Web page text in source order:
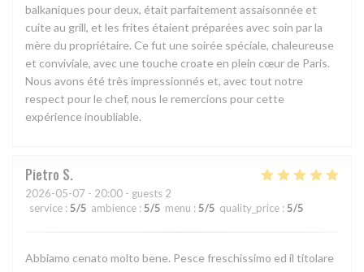
balkaniques pour deux, était parfaitement assaisonnée et
cuite au grill, et les frites étaient préparées avec soin par la
mère du propriétaire. Ce fut une soirée spéciale, chaleureuse
et conviviale, avec une touche croate en plein cœur de Paris.
Nous avons été très impressionnés et, avec tout notre
respect pour le chef, nous le remercions pour cette
expérience inoubliable.
Pietro S
2026-05-07 - 20:00 - guests 2
service : 5/5 ambience : 5/5 menu : 5/5 quality_price : 5/5
Abbiamo cenato molto bene. Pesce freschissimo ed il titolare